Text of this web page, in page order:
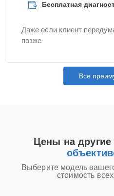
Бесплатная
Даже если клиент
позже
Все
Цены на
Выберите модель
стоимость